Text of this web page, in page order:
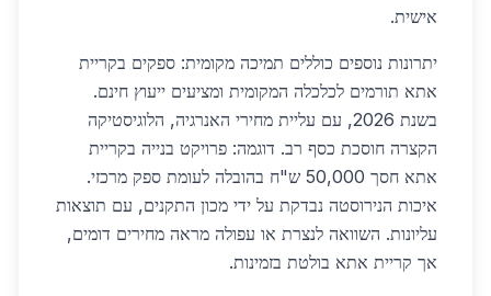
אישית.
יתרונות נוספים כוללים תמיכה מקומית: ספקים בקריית
אתא תורמים לכלכלה המקומית ומציעים ייעוץ חינם.
בשנת 2026, עם עליית מחירי האנרגיה, הלוגיסטיקה
הקצרה חוסכת כסף רב. דוגמה: פרויקט בנייה בקריית
אתא חסך 50,000 ש"ח בהובלה לעומת ספק מרכזי.
איכות הנירוסטה נבדקת על ידי מכון התקנים, עם תוצאות
עליונות. השוואה לנצרת או עפולה מראה מחירים דומים,
אך קריית אתא בולטת בזמינות.